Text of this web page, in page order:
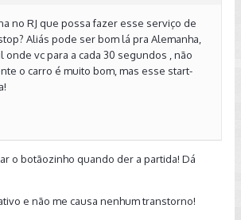
no RJ que possa fazer esse serviço de
Aliás pode ser bom lá pra Alemanha,
onde vc para a cada 30 segundos , não
o carro é muito bom, mas esse start-
o botãozinho quando der a partida! Dá
e não me causa nenhum transtorno!